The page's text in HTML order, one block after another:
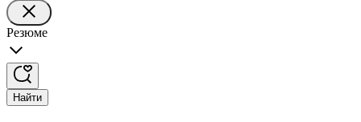
Резюме
Найти